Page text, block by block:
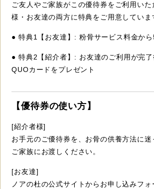
ご友人やご家族がこの優待券をご利用いた
様・お友達の両方に特典をご用意していま
● 特典1【お友達】: 粉骨サービス料金か
● 特典2【紹介者】: お友達のご利用が完
QUOカードをプレゼント
【優待券の使い方】
[紹介者様]
お手元のご優待券を、お骨の供養方法に
ご家族にお渡しください。
[お友達]
ノアの杜の公式サイトからお申し込みフ